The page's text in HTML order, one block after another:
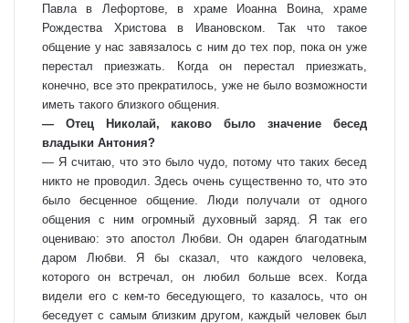
Павла в Лефортове, в храме Иоанна Воина, храме
Рождества Христова в Ивановском. Так что такое
общение у нас завязалось с ним до тех пор, пока он уже
перестал приезжать. Когда он перестал приезжать,
конечно, все это прекратилось, уже не было возможности
иметь такого близкого общения.
— Отец Николай, каково было значение бесед
владыки Антония?
— Я считаю, что это было чудо, потому что таких бесед
никто не проводил. Здесь очень существенно то, что это
было бесценное общение. Люди получали от одного
общения с ним огромный духовный заряд. Я так его
оцениваю: это апостол Любви. Он одарен благодатным
даром Любви. Я бы сказал, что каждого человека,
которого он встречал, он любил больше всех. Когда
видели его с кем-то беседующего, то казалось, что он
беседует с самым близким другом, каждый человек был